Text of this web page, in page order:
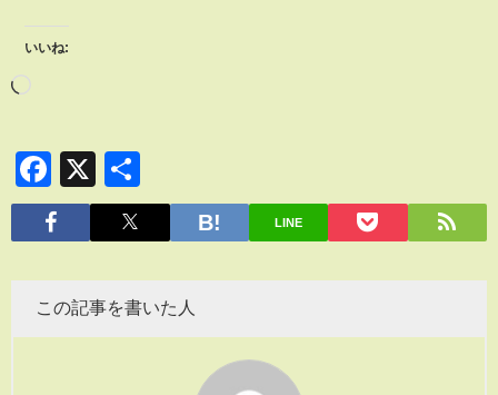
いいね:
Facebook
X
有
LINE
この記事を書いた人